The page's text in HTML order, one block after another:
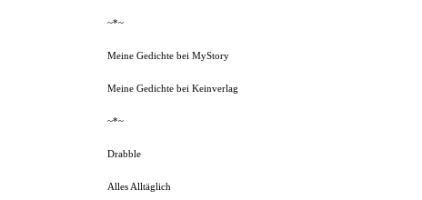
~*~
Meine Gedichte bei MyStory
Meine Gedichte bei Keinverlag
~*~
Drabble
Alles Alltäglich